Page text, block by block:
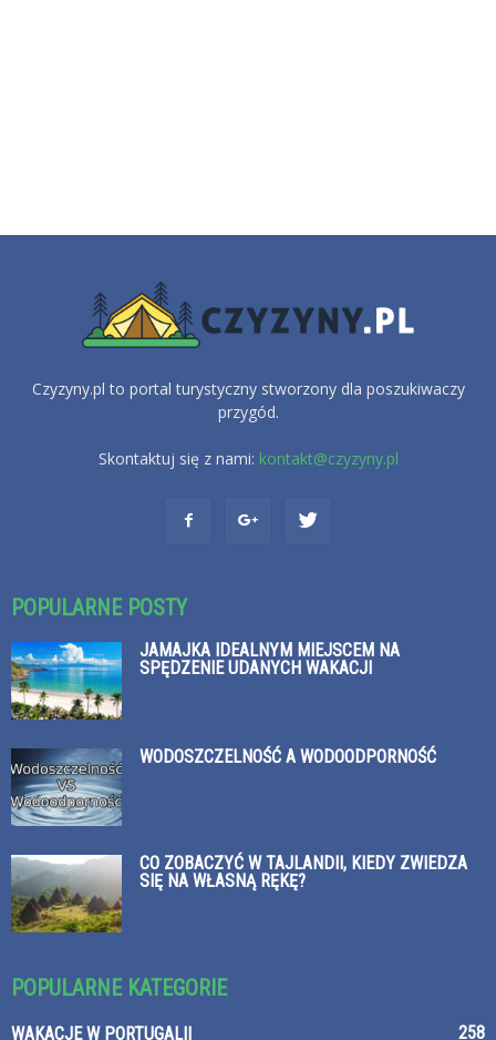
Czyzyny.pl to portal turystyczny stworzony dla poszukiwaczy
przygód.
Skontaktuj się z nami: kontakt@czyzyny.pl
POPULARNE POSTY
JAMAJKA IDEALNYM MIEJSCEM NA
SPĘDZENIE UDANYCH WAKACJI
WODOSZCZELNOŚĆ A WODOODPORNOŚĆ
CO ZOBACZYĆ W TAJLANDII, KIEDY ZWIEDZA
SIĘ NA WŁASNĄ RĘKĘ?
POPULARNE KATEGORIE
WAKACJE W PORTUGALII 258